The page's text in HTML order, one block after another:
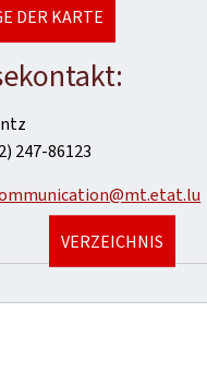
DER KARTE
247-86123
VERZEICHNIS